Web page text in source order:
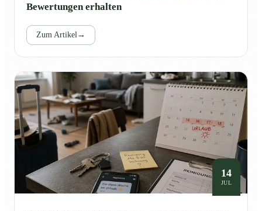
Bewertungen erhalten
Zum Artikel →
14
JUL